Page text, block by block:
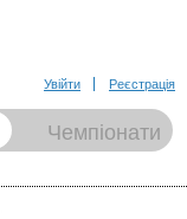
Увійти Реєстрація